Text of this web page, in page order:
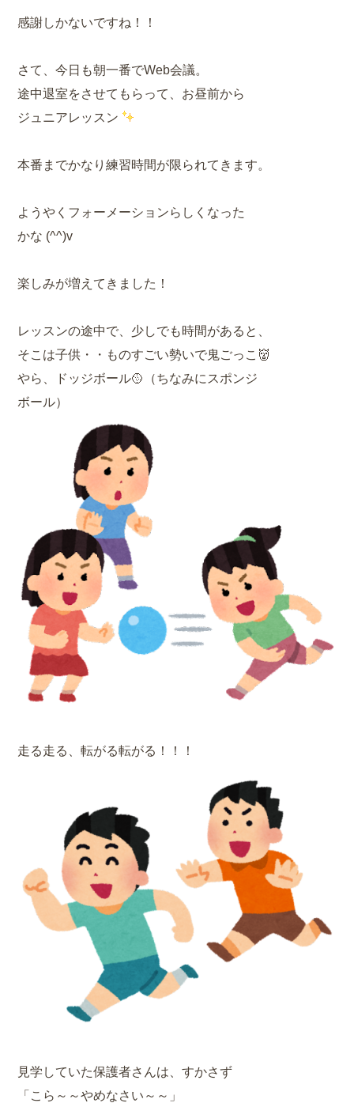
感謝しかないですね！！
さて、今日も朝一番でWeb会議。
途中退室をさせてもらって、お昼前から
ジュニアレッスン
本番までかなり練習時間が限られてきます。
ようやくフォーメーションらしくなった
かな (^^)v
楽しみが増えてきました！
レッスンの途中で、少しでも時間があると、
そこは子供・・ものすごい勢いで鬼ごっこ👹
やら、ドッジボール🥎（ちなみにスポンジ
ボール）
走る走る、転がる転がる！！！
見学していた保護者さんは、すかさず
「こら～～やめなさい～～」